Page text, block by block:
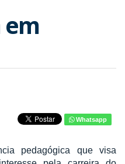
Whatsapp
pedagógica que visa